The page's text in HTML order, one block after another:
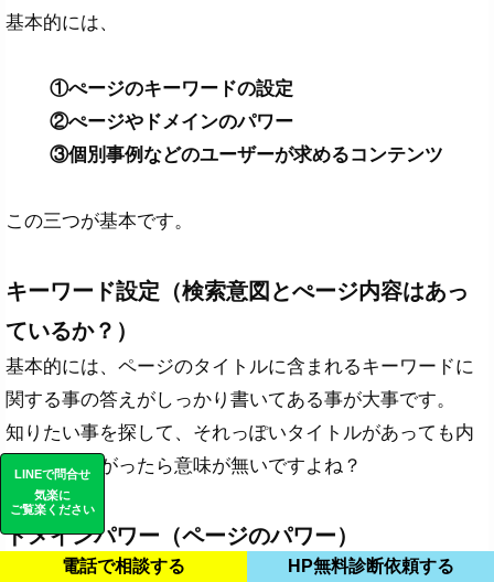
基本的には、
①ぺージのキーワードの設定
②ぺージやドメインのパワー
③個別事例などのユーザーが求めるコンテンツ
この三つが基本です。
キーワード設定（検索意図とぺージ内容はあっ
ているか？）
基本的には、ページのタイトルに含まれるキーワードに
関する事の答えがしっかり書いてある事が大事です。
知りたい事を探して、それっぽいタイトルがあっても内
容が全然ちがったら意味が無いですよね？
ドメインパワー（ページのパワー）
ドメインのパワーとは、
LINEで問合せ
気楽に
ご覧楽ください
電話で相談する HP無料診断依頼する